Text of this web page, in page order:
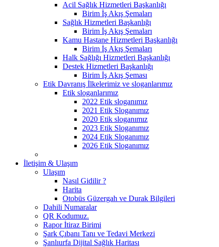
Acil Sağlık Hizmetleri Başkanlığı
Birim İş Akış Şemaları
Sağlık Hizmetleri Başkanlığı
Birim İş Akış Şemaları
Kamu Hastane Hizmetleri Başkanlığı
Birim İş Akış Şemaları
Halk Sağlığı Hizmetleri Başkanlığı
Destek Hizmetleri Başkanlığı
Birim İş Akış Şeması
Etik Davranış İlkelerimiz ve sloganlarımız
Etik sloganlarımız
2022 Etik sloganımız
2021 Etik Sloganımız
2020 Etik sloganımız
2023 Etik Sloganımız
2024 Etik Sloganımız
2026 Etik Sloganımız
İletişim & Ulaşım
Ulaşım
Nasıl Gidilir ?
Harita
Otobüs Güzergah ve Durak Bilgileri
Dahili Numaralar
QR Kodumuz.
Rapor İtiraz Birimi
Şark Çıbanı Tanı ve Tedavi Merkezi
Şanlıurfa Dijital Sağlık Haritası